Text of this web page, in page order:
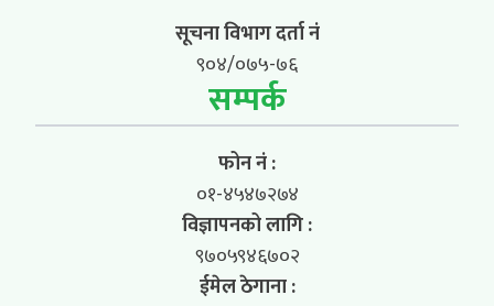
सूचना विभाग दर्ता नं
९०४/०७५-७६
सम्पर्क
फोन नं :
०१-४५४७२७४
विज्ञापनको लागि :
९७०५९४६७०२
ईमेल ठेगाना :